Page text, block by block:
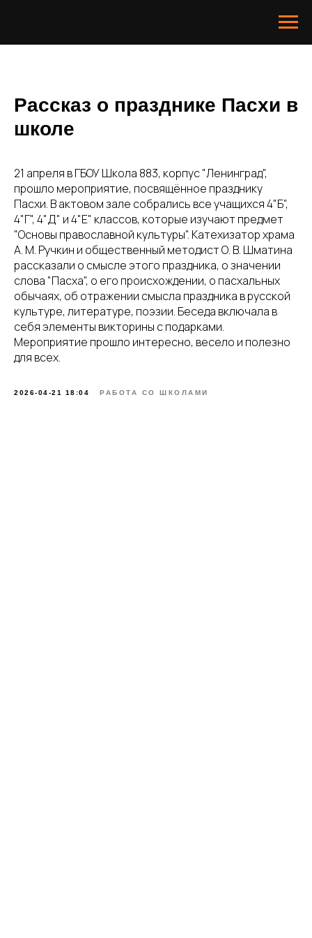
Рассказ о празднике Пасхи в
школе
21 апреля в ГБОУ Школа 883, корпус "Ленинград",
прошло мероприятие, посвящённое празднику
Пасхи. В актовом зале собрались все учащихся 4"Б",
4"Г", 4"Д" и 4"Е" классов, которые изучают предмет
"Основы православной культуры". Катехизатор храма
А. М. Ручкин и общественный методист О. В. Шматина
рассказали о смысле этого праздника, о значении
слова "Пасха", о его происхождении, о пасхальных
обычаях, об отражении смысла праздника в русской
культуре, литературе, поэзии. Беседа включала в
себя элементы викторины с подарками.
Мероприятие прошло интересно, весело и полезно
для всех.
2026-04-21 18:04 РАБОТА СО ШКОЛАМИ